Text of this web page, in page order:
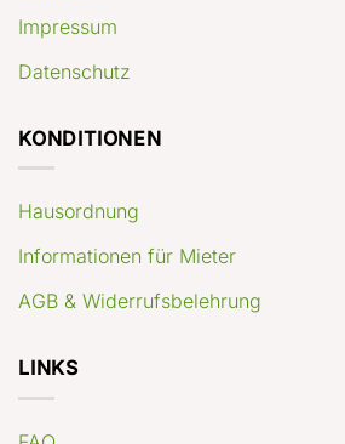
Impressum
Datenschutz
KONDITIONEN
Hausordnung
Informationen für Mieter
AGB & Widerrufsbelehrung
LINKS